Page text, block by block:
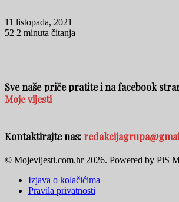
11 listopada, 2021
52 2 minuta čitanja
Sve naše priče pratite i na facebook
Moje vijesti
Kontaktirajte nas:
© Mojevijesti.com.hr 2026. Powered by PiS
Izjava o kolačićima
Pravila privatnosti